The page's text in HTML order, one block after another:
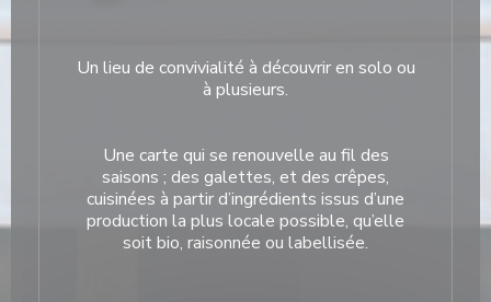
Un lieu de convivialité à découvrir en solo ou
à plusieurs.
Une carte qui se renouvelle au fil des
saisons ; des galettes, et des crêpes,
cuisinées à partir d’ingrédients issus d’une
production la plus locale possible, qu’elle
soit bio, raisonnée ou labellisée.